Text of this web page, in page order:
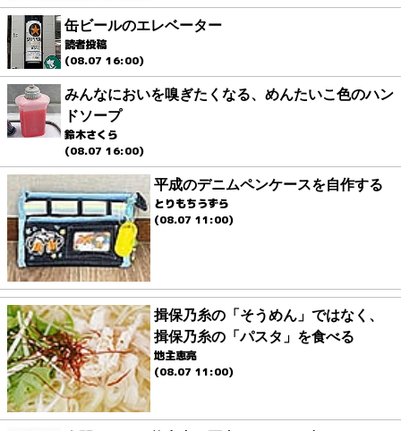
缶ビールのエレベーター
読者投稿
(08.07 16:00)
みんなにおいを嗅ぎたくなる、めんたいこ色のハン
ドソープ
鈴木さくら
(08.07 16:00)
平成のデニムペンケースを自作する
とりもちうずら
(08.07 11:00)
揖保乃糸の「そうめん」ではなく、
揖保乃糸の「パスタ」を食べる
地主恵亮
(08.07 11:00)